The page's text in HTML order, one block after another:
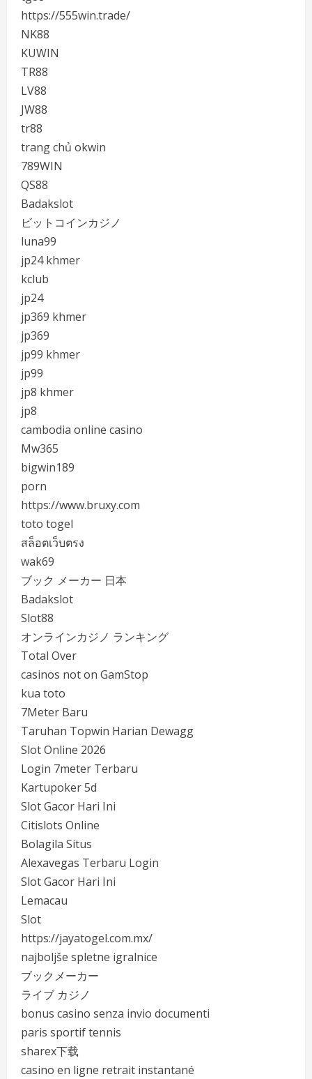
https://555win.trade/
NK88
KUWIN
TR88
LV88
JW88
tr88
trang chủ okwin
789WIN
QS88
Badakslot
ビットコインカジノ
luna99
jp24 khmer
kclub
jp24
jp369 khmer
jp369
jp99 khmer
jp99
jp8 khmer
jp8
cambodia online casino
Mw365
bigwin189
porn
https://www.bruxy.com
toto togel
สล็อตเว็บตรง
wak69
ブック メーカー 日本
Badakslot
Slot88
オンラインカジノ ランキング
Total Over
casinos not on GamStop
kua toto
7Meter Baru
Taruhan Topwin Harian Dewagg
Slot Online 2026
Login 7meter Terbaru
Kartupoker 5d
Slot Gacor Hari Ini
Citislots Online
Bolagila Situs
Alexavegas Terbaru Login
Slot Gacor Hari Ini
Lemacau
Slot
https://jayatogel.com.mx/
najboljše spletne igralnice
ブックメーカー
ライブ カジノ
bonus casino senza invio documenti
paris sportif tennis
sharex下载
casino en ligne retrait instantané